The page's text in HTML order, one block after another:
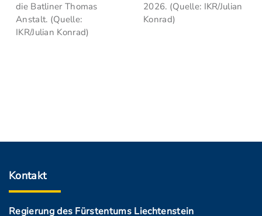
die Batliner Thomas
Anstalt. (Quelle:
IKR/Julian Konrad)
2026. (Quelle: IKR/Julian
Konrad)
Kontakt
Regierung des Fürstentums Liechtenstein